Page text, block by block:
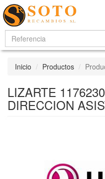
Inicio Productos
LIZARTE
DIRECCION